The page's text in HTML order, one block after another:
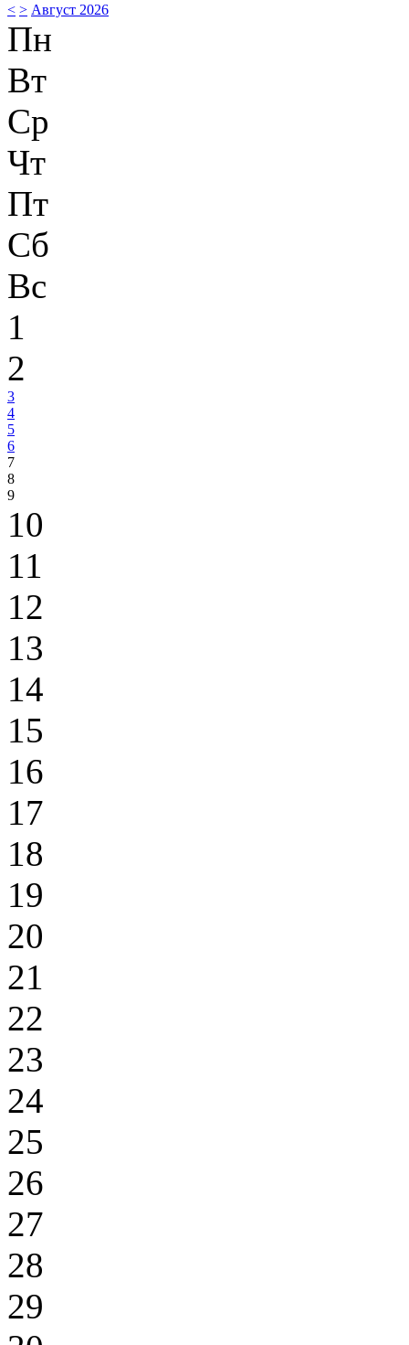
< > Август 2026
Пн
Вт
Ср
Чт
Пт
Сб
Вс
1
2
3
4
5
6
7
8
9
10
11
12
13
14
15
16
17
18
19
20
21
22
23
24
25
26
27
28
29